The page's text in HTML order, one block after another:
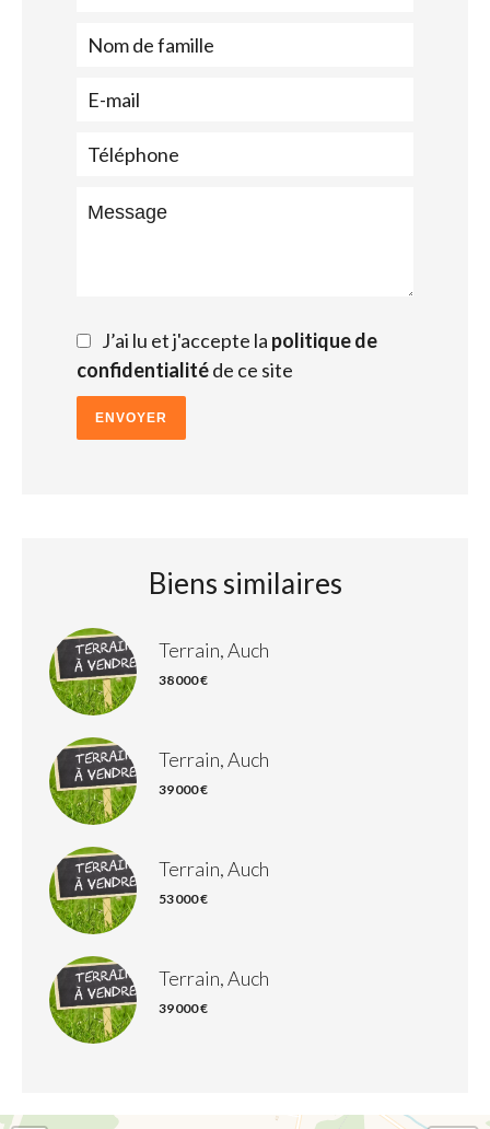
J’ai lu et j'accepte la politique de
confidentialitéde ce site
ENVOYER
Biens similaires
Terrain, Auch
38 000 €
Terrain, Auch
39 000 €
Terrain, Auch
53 000 €
Terrain, Auch
39 000 €